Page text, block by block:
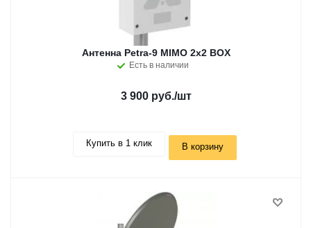
Антенна Petra-9 MIMO 2x2 BOX
Есть в наличии
3 900 руб./шт
Купить в 1 клик В корзину